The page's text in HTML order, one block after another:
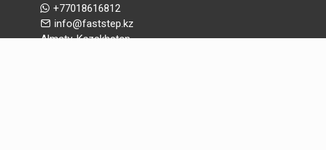
+77018616812
info@faststep.kz
Almaty, Kazakhstan